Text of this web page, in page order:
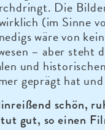
Die
(im Sinne
wäre von
– aber steht
und
geprägt hat
schön,
gut, so einen